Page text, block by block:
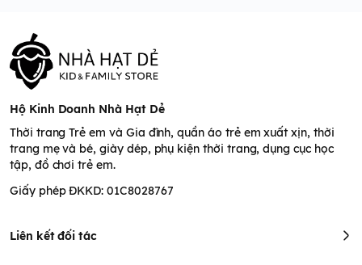
Hộ Kinh Doanh Nhà Hạt Dẻ
Thời trang Trẻ em và Gia đình, quần áo trẻ em xuất xịn, thời
trang mẹ và bé, giày dép, phụ kiện thời trang, dụng cục học
tập, đồ chơi trẻ em.
Giấy phép ĐKKD: 01C8028767
Liên kết đối tác